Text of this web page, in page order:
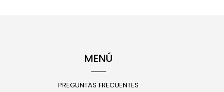
MENÚ
PREGUNTAS FRECUENTES